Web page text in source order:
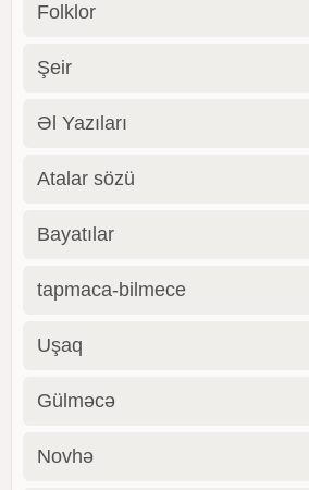
Folklor
Şeir
Əl Yazıları
Atalar sözü
Bayatılar
tapmaca-bilmece
Uşaq
Gülməcə
Novhə